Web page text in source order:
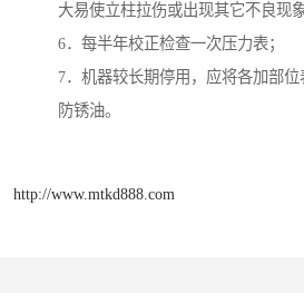
大易使立柱拉伤或出现其它不良现象
6．每半年校正检查一次压力表；
7．机器较长期停用，应将各加部
防锈油。
http://www.mtkd888.com